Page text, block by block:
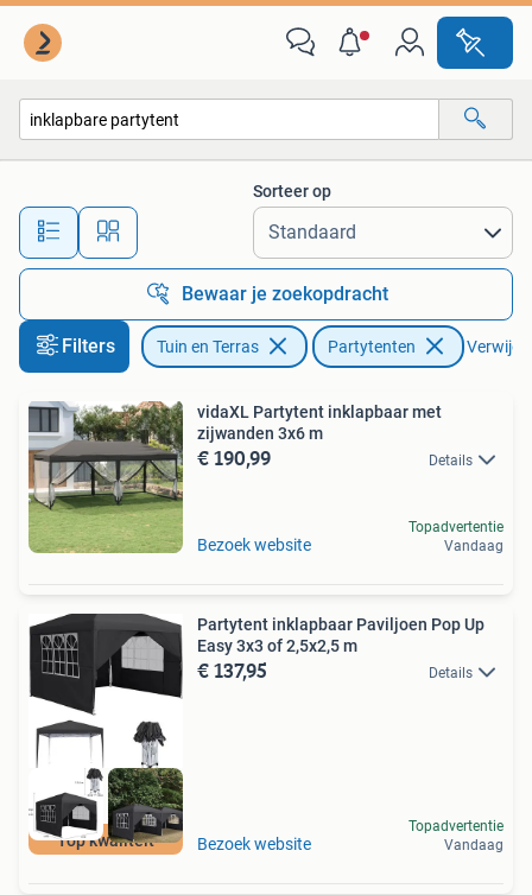
Alle afstanden…
Sorteer op
Bewaar je zoekopdracht
Filters Tuin en Terras Partytenten
vidaXL Partytent inklapbaar met
zijwanden 3x6 m
€ 190,99 Details
Bezoek website
Topadvertentie
Vandaag
Top kwaliteit
Partytent inklapbaar Paviljoen Pop Up
Easy 3x3 of 2,5x2,5 m
€ 137,95 Details
Bezoek website
Topadvertentie
Vandaag